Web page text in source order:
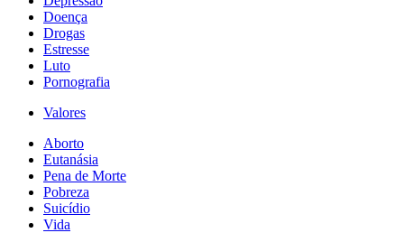
Doença
Drogas
Estresse
Luto
Pornografia
Valores
Aborto
Eutanásia
Pena de Morte
Pobreza
Suicídio
Vida